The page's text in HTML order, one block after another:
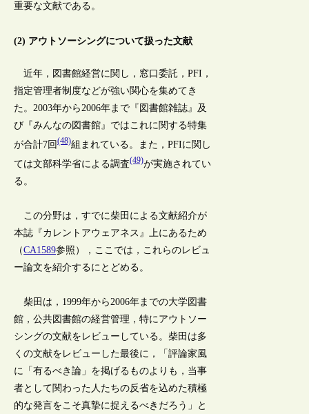
重要な文献である。
(2) アウトソーシングについて扱った文献
近年，図書館経営に関し，窓口委託，PFI，
指定管理者制度などが強い関心を集めてき
た。2003年から2006年まで『図書館雑誌』及
び『みんなの図書館』ではこれに関する特集
が合計7回(48)組まれている。また，PFIに関し
ては文部科学省による調査(49)が実施されてい
る。
この分野は，すでに柴田による文献紹介が
本誌『カレントアウェアネス』上にあるため
（CA1589参照），ここでは，これらのレビュ
ー論文を紹介するにとどめる。
柴田は，1999年から2006年までの大学図書
館，公共図書館の経営管理，特にアウトソー
シングの文献をレビューしている。柴田は多
くの文献をレビューした最後に，「評論家風
に「有るべき論」を掲げるものよりも，当事
者として関わった人たちの反省を込めた積極
的な発言をこそ真摯に捉えるべきだろう」と